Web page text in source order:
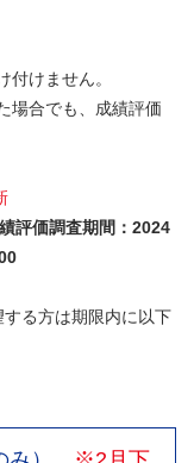
けません。
場合でも、成績評価
評価調査期間：2024
る方は期限内に以下